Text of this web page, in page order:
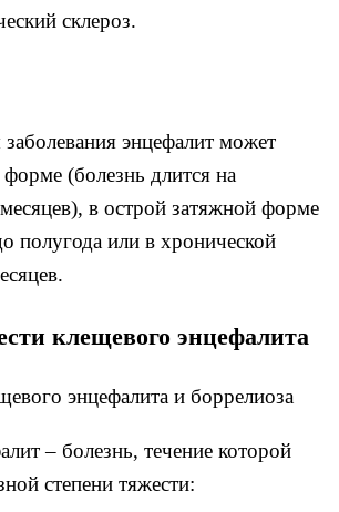
склероз.
энцефалит может
(болезнь длится на
в острой затяжной форме
полугода или в хронической
клещевого энцефалита
– болезнь, течение которой
степени тяжести: